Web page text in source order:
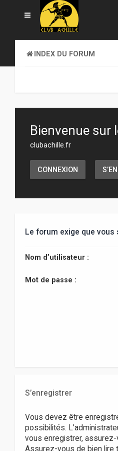
INDEX DU FORUM
Bienvenue
clubachille.fr
CONNEXION
Le forum exige que
Nom d’utilisateur :
Mot de passe :
S’enregistrer
Vous devez être
possibilités.
vous enregistrer, assurez-
Assurez-vous de bien lire